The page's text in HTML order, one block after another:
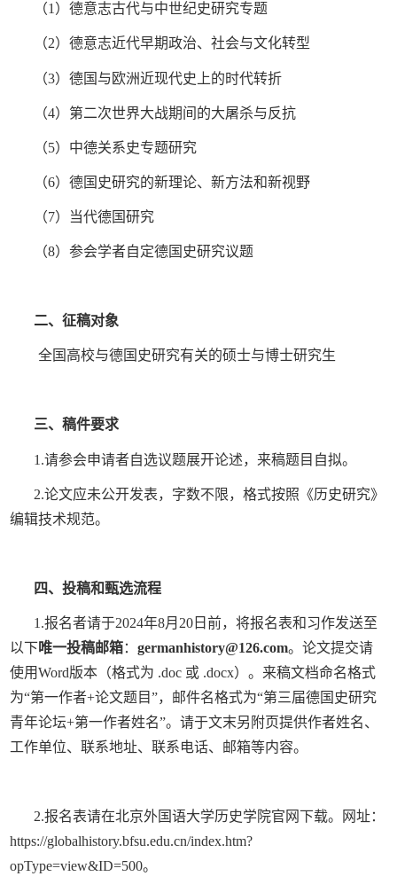
（1 ）德意志古代与中世纪史研究专题
（2）德意志近代早期政治、社会与文化转型
（3）德国与欧洲近现代史上的时代转折
（4）第二次世界大战期间的大屠杀与反抗
（5）中德关系史专题研究
（6）德国史研究的新理论、新方法和新视野
（7）当代德国研究
（8）参会学者自定德国史研究议题
二、征稿对象
全国高校与德国史研究有关的硕士与博士研究生
三、稿件要求
1.请参会申请者自选议题展开论述，来稿题目自拟。
2.论文应未公开发表，字数不限，格式按照《历史研究》
编辑技术规范。
四、投稿和甄选流程
1.报名者请于2024年8月 20日前，将报名表和习作发送至
以下唯一投稿邮箱：germanhistory@126.com。论文提交请
使用Word版本（格式为 .doc 或 .docx）。来稿文档命名格式
为“第一作者+论文题目”，邮件名格式为“第三届德国史研究
青年论坛+第一作者姓名”。请于文末另附页提供作者姓名、
工作单位、联系地址、联系电话、邮箱等内容。
2.报名表请在北京外国语大学历史学院官网下载。网址：
https://globalhistory.bfsu.edu.cn/index.htm?
opType=view&ID=500。